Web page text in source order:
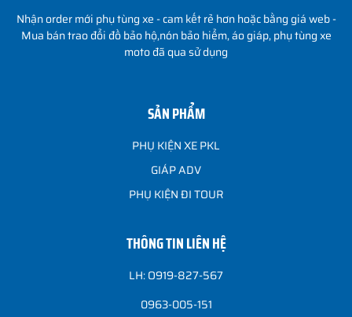
Nhận order mới phụ tùng xe - cam kết rẻ hơn hoặc bằng giá web -
Mua bán trao đổi đồ bảo hộ,nón bảo hiểm, áo giáp, phụ tùng xe
moto đã qua sử dụng
SẢN PHẨM
PHỤ KIỆN XE PKL
GIÁP ADV
PHỤ KIỆN ĐI TOUR
THÔNG TIN LIÊN HỆ
LH: O919-827-567
0963-005-151